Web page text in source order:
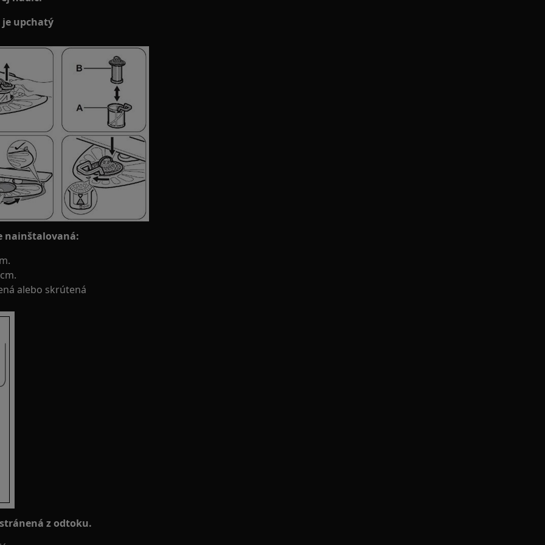
upchatý
nainštalovaná:
alebo skrútená
z odtoku.